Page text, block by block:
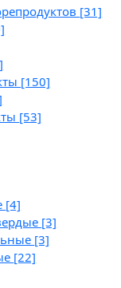
[31]
[150]
[53]
[4]
[3]
[3]
[22]